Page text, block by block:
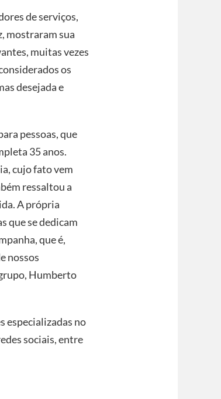
de serviços,
mostraram sua
muitas vezes
os
desejada e
pessoas, que
35 anos.
cujo fato vem
ressaltou a
A própria
que se dedicam
que é,
nossos
Humberto
especializadas no
sociais, entre